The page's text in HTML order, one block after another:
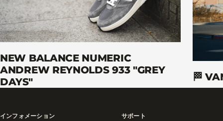
NEW BALANCE NUMERIC
ANDREW REYNOLDS 933 "GREY
DAYS"
🏁
インフォメーション
サポート